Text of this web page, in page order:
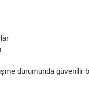
durumunda güvenilir